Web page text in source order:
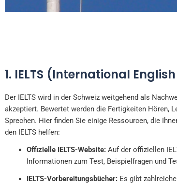
Französisch ist
1. IELTS (International
Der IELTS wird in der Schweiz weitgehend als
akzeptiert. Bewertet werden die Fertigkeiten Hören,
Sprechen. Hier finden Sie einige Ressourcen, die
den IELTS helfen:
Offizielle IELTS-Website: Auf der offiziellen
Informationen zum Test, Beispielfragen und
IELTS-Vorbereitungsbücher: Es gibt